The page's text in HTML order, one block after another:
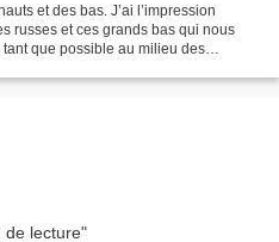
et des bas. J’ai l’impression
russes et ces grands bas qui nous
que possible au milieu des